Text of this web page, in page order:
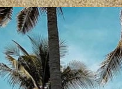
Đang mở